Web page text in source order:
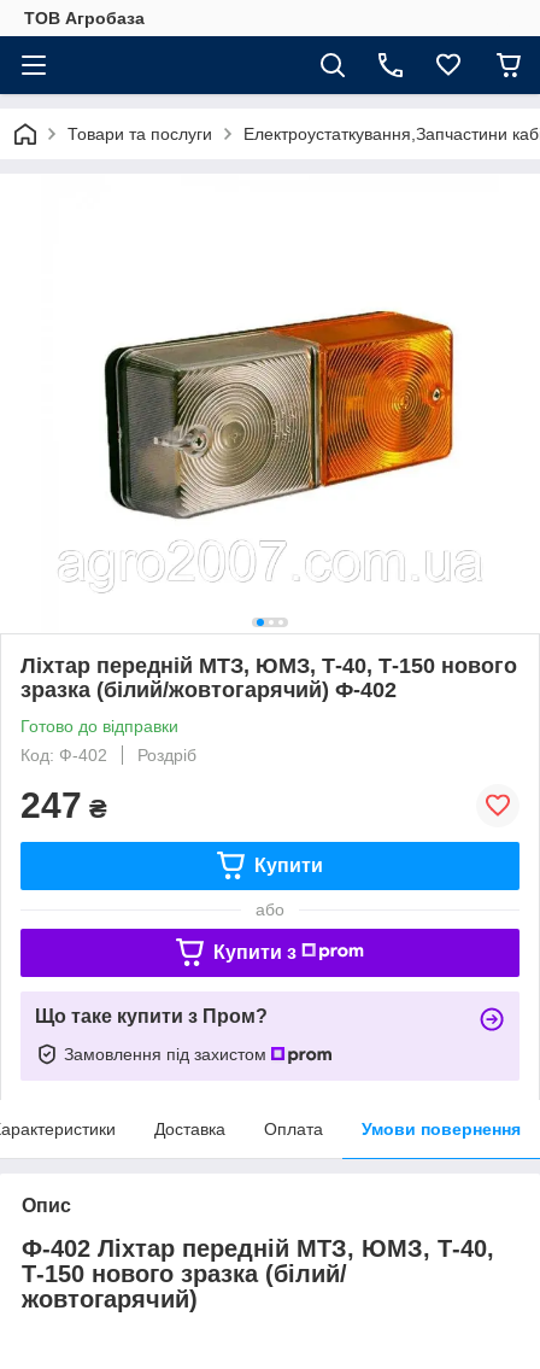
ТОВ Агробаза
Товари та послуги Електроустаткування,Запчастини
Ліхтар передній МТЗ, ЮМЗ, Т-40, Т-150 нового
зразка (білий/жовтогарячий) Ф-402
Готово до відправки
Код: Ф-402
Роздріб
247 ₴
Купити
або
Купити з
Що таке купити з Пром?
Замовлення під захистом
Доставка Оплата Умови повернення
Опис
Ф-402 Ліхтар передній МТЗ, ЮМЗ, Т-40,
Т-150 нового зразка (білий/
жовтогарячий)